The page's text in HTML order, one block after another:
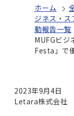
ホーム
ジネス・ス
動報告一覧
MUFGビジ
Festa」で
2023年9月4日
Letara株式会社